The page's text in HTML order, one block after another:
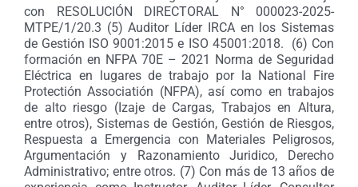
con RESOLUCIÓN DIRECTORAL N° 000023-2025-
MTPE/1/20.3 (5) Auditor Líder IRCA en los Sistemas
de Gestión ISO 9001:2015 e ISO 45001:2018. (6) Con
formación en NFPA 70E – 2021 Norma de Seguridad
Eléctrica en lugares de trabajo por la National Fire
Protectión Associatión (NFPA), así como en trabajos
de alto riesgo (Izaje de Cargas, Trabajos en Altura,
entre otros), Sistemas de Gestión, Gestión de Riesgos,
Respuesta a Emergencia con Materiales Peligrosos,
Argumentación y Razonamiento Juridico, Derecho
Administrativo; entre otros. (7) Con más de 13 años de